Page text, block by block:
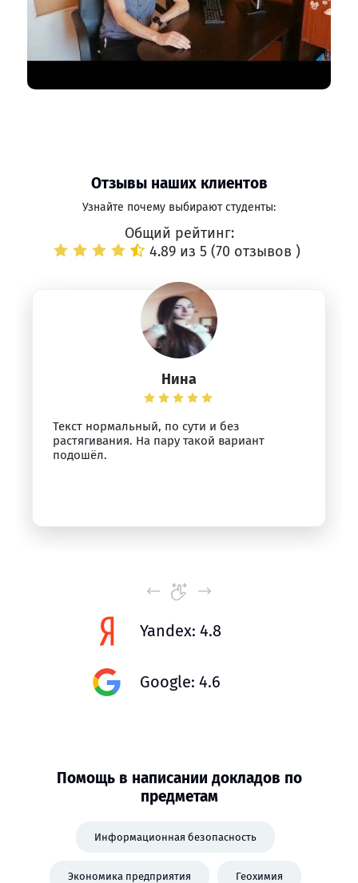
Отзывы наших клиентов
Узнайте почему выбирают студенты:
Общий рейтинг:
4.89 из 5 (70 отзывов )
Нина
Текст нормальный, по сути и без
растягивания. На пару такой вариант
подошёл.
Yandex: 4.8
Google: 4.6
Помощь в написании докладов по
предметам
Информационная безопасность
Экономика предприятия Геохимия